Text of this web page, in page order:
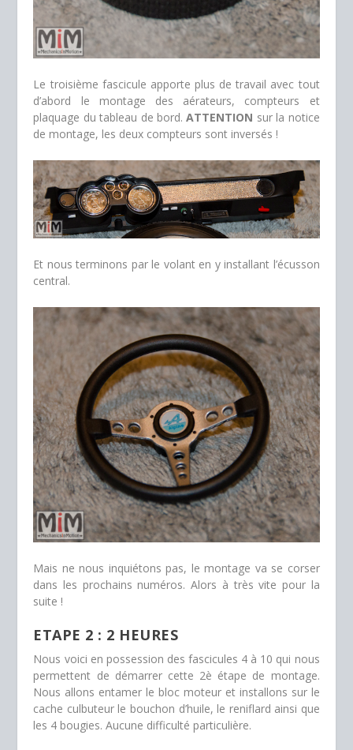
Le troisième fascicule apporte plus de travail avec tout
d’abord le montage des aérateurs, compteurs et
plaquage du tableau de bord.ATTENTION sur la notice
de montage, les deux compteurs sont inversés !
Et nous terminons par le volant en y installant l’écusson
central.
Mais ne nous inquiétons pas, le montage va se corser
dans les prochains numéros. Alors à très vite pour la
suite !
ETAPE 2 : 2 HEURES
Nous voici en possession des fascicules 4 à 10 qui nous
permettent de démarrer cette 2è étape de montage.
Nous allons entamer le bloc moteur et installons sur le
cache culbuteur le bouchon d’huile, le reniflard ainsi que
les 4 bougies. Aucune difficulté particulière.